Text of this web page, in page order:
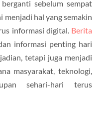
sebelum sempat
menjadi hal yang semakin
informasi digital. Berita
informasi penting hari
tetapi juga menjadi
masyarakat, teknologi,
sehari-hari terus